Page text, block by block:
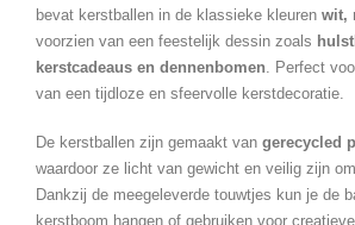
bevat kerstballen in de klassieke kleuren wit,
voorzien van een feestelijk dessin zoals
kerstcadeaus en dennenbomen. Perfect
van een tijdloze en sfeervolle kerstdecoratie.
De kerstballen zijn gemaakt van gerecycled
waardoor ze licht van gewicht en veilig zijn
Dankzij de meegeleverde touwtjes kun je de
kerstboom hangen of gebruiken voor